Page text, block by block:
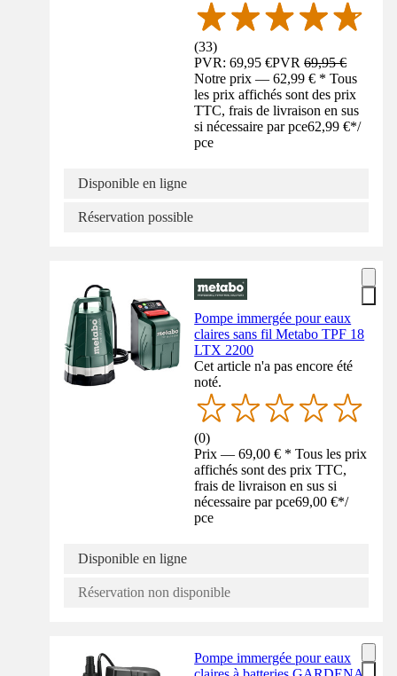
(33)
PVR: 69,95 €PVR69,95 €
Notre prix — 62,99 € * Tous
les prix affichés sont des prix
TTC, frais de livraison en sus
si nécessaire par pce62,99 €*/
pce
Disponible en ligne
Réservation possible
Pompe immergée pour eaux
claires sans fil Metabo TPF 18
LTX 2200
Cet article n'a pas encore été
noté.
(0)
Prix — 69,00 € * Tous les prix
affichés sont des prix TTC,
frais de livraison en sus si
nécessaire par pce69,00 €*/
pce
Disponible en ligne
Réservation non disponible
Pompe immergée pour eaux